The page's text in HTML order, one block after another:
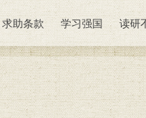
求助条款 学习强国 读研